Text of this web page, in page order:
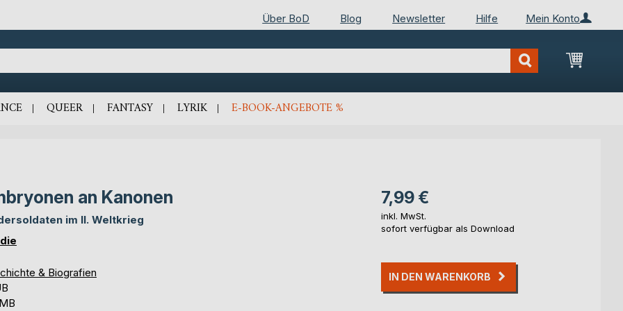
Mein Konto
Über BoD Blog Newsletter Hilfe
Mein
QUEER FANTASY LYRIK E-BOOK-ANGEBOTE %
an Kanonen
im II. Weltkrieg
& Biografien
7,99 €
inkl. MwSt.
sofort verfügbar als Download
IN DEN WARENKORB